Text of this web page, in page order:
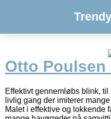
Otto
Effektivt gennemløbs blink,
livlig gang der imiterer
Malet i effektive og lokkende